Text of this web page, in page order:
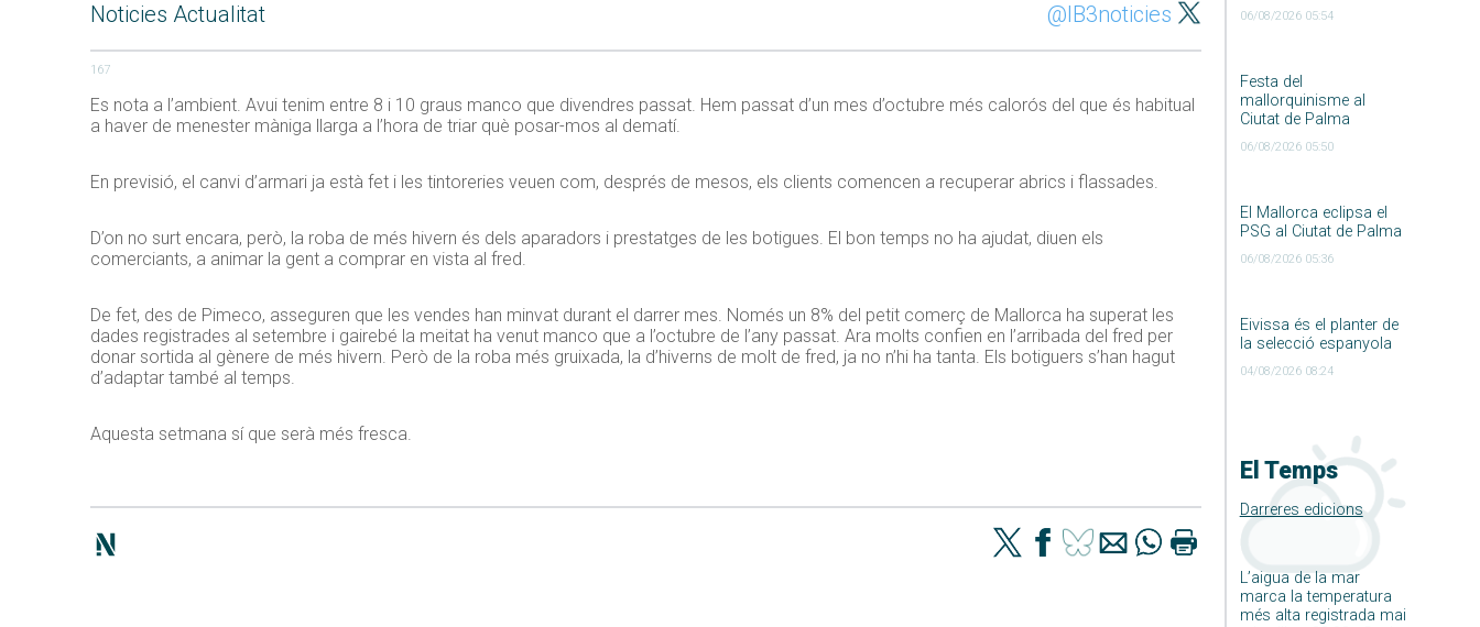
06/08/2026 05:54
Festa del
mallorquinisme al
Ciutat de Palma
06/08/2026 05:50
El Mallorca eclipsa el
PSG al Ciutat de Palma
06/08/2026 05:36
Eivissa és el planter de
la selecció espanyola
04/08/2026 08:24
El Temps
Darreres edicions
L’aigua de la mar
marca la temperatura
més alta registrada mai
Noticies Actualitat @IB3noticies
167
Es nota a l’ambient. Avui tenim entre 8 i 10 graus manco que divendres passat. Hem passat d’un mes d’octubre més calorós del que és habitual
a haver de menester màniga llarga a l’hora de triar què posar-mos al dematí.
En previsió, el canvi d’armari ja està fet i les tintoreries veuen com, després de mesos, els clients comencen a recuperar abrics i flassades.
D’on no surt encara, però, la roba de més hivern és dels aparadors i prestatges de les botigues. El bon temps no ha ajudat, diuen els
comerciants, a animar la gent a comprar en vista al fred.
De fet, des de Pimeco, asseguren que les vendes han minvat durant el darrer mes. Només un 8% del petit comerç de Mallorca ha superat les
dades registrades al setembre i gairebé la meitat ha venut manco que a l’octubre de l’any passat. Ara molts confien en l’arribada del fred per
donar sortida al gènere de més hivern. Però de la roba més gruixada, la d’hiverns de molt de fred, ja no n’hi ha tanta. Els botiguers s’han hagut
d’adaptar també al temps.
Aquesta setmana sí que serà més fresca.